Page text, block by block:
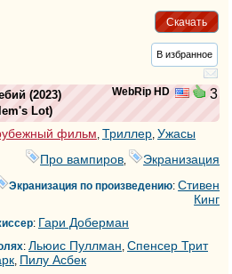
Скачать
В избранное
WebRip HD 3
(2023)
Lot)
фильм, Триллер, Ужасы
Про вампиров
Экранизация
Экранизация по произведению:Стивен
Кинг
: Гари Доберман
: Льюис Пуллман, Спенсер Трит
, Пилу Асбек